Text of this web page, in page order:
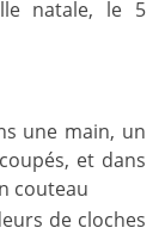
natale, le 5
une main, un
et dans
couteau
de cloches